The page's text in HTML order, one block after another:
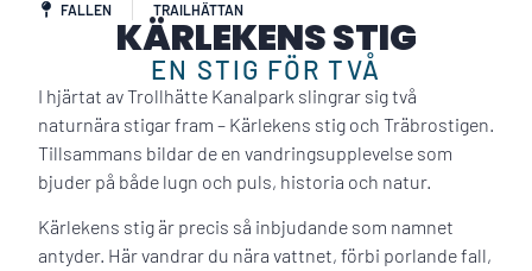
FALLEN TRAILHÄTTAN
KÄRLEKENS STIG
EN STIG FÖR TVÅ
I hjärtat av Trollhätte Kanalpark slingrar sig två
naturnära stigar fram – Kärlekens stig och Träbrostigen.
Tillsammans bildar de en vandringsupplevelse som
bjuder på både lugn och puls, historia och natur.
Kärlekens stig är precis så inbjudande som namnet
antyder. Här vandrar du nära vattnet, förbi porlande fall,